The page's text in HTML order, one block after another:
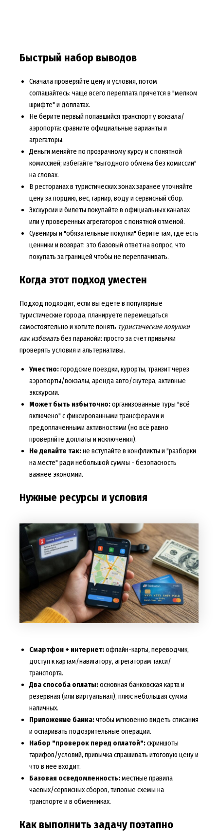
Быстрый набор выводов
Сначала проверяйте цену и условия, потом
соглашайтесь: чаще всего переплата прячется в "мелком
шрифте" и доплатах.
Не берите первый попавшийся транспорт у вокзала/
аэропорта: сравните официальные варианты и
агрегаторы.
Деньги меняйте по прозрачному курсу и с понятной
комиссией; избегайте "выгодного обмена без комиссии"
на словах.
В ресторанах в туристических зонах заранее уточняйте
цену за порцию, вес, гарнир, воду и сервисный сбор.
Экскурсии и билеты покупайте в официальных каналах
или у проверенных агрегаторов с понятной отменой.
Сувениры и "обязательные покупки" берите там, где есть
ценники и возврат: это базовый ответ на вопрос, что
покупать за границей чтобы не переплачивать.
Когда этот подход уместен
Подход подходит, если вы едете в популярные
туристические города, планируете перемещаться
самостоятельно и хотите понять туристические ловушки
как избежатьбез паранойи: просто за счет привычки
проверять условия и альтернативы.
Уместно:городские поездки, курорты, транзит через
аэропорты/вокзалы, аренда авто/скутера, активные
экскурсии.
Может быть избыточно:организованные туры "всё
включено" с фиксированными трансферами и
предоплаченными активностями (но всё равно
проверяйте доплаты и исключения).
Не делайте так:не вступайте в конфликты и "разборки
на месте" ради небольшой суммы - безопасность
важнее экономии.
Нужные ресурсы и условия
Смартфон + интернет:офлайн-карты, переводчик,
доступ к картам/навигатору, агрегаторам такси/
транспорта.
Два способа оплаты:основная банковская карта и
резервная (или виртуальная), плюс небольшая сумма
наличных.
Приложение банка:чтобы мгновенно видеть списания
и оспаривать подозрительные операции.
Набор "проверок перед оплатой":скриншоты
тарифов/условий, привычка спрашивать итоговую цену и
что в нее входит.
Базовая осведомленность:местные правила
чаевых/сервисных сборов, типовые схемы на
транспорте и в обменниках.
Как выполнить задачу поэтапно